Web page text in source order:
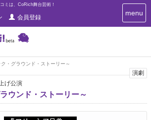
ミは、CoRich舞台芸術！
会員登録
T
o
i
g
menu
・グラウンド・ストーリー～
演劇
げ公演
ウンド・ストーリー～